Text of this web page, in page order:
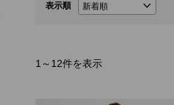
表示順
1 ～ 12件を表示